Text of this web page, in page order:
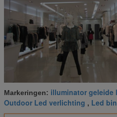
Markeringen: illuminator geleide
Outdoor Led verlichting , Led